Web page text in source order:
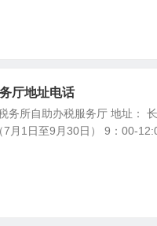
厅地址电话
务所自助办税服务厅 地址：
月1日至9月30日） 9：00-